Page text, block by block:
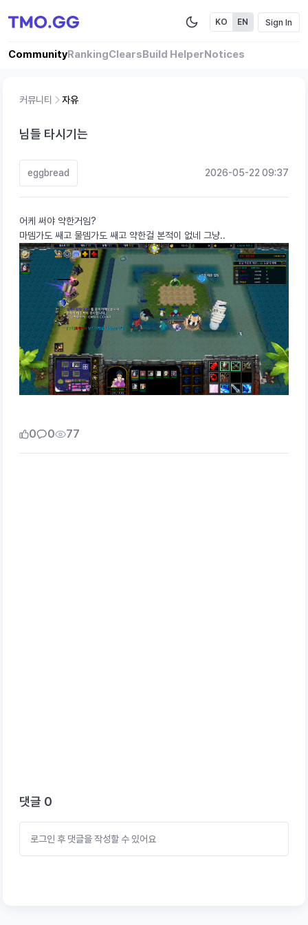
CommunityRankingClearsBuild HelperNotices
KO EN Sign In
커뮤니티 자유
님들 타시기는
eggbread 2026-05-22 09:37
어케 써야 약한거임?
마뎀가도 쌔고 물뎀가도 쌔고 약한걸 본적이 없네 그냥..
0 0 77
댓글 0
로그인 후 댓글을 작성할 수 있어요